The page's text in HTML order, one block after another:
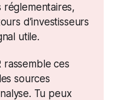
réglementaires,
d’investisseurs
utile.
ces
sources
Tu peux